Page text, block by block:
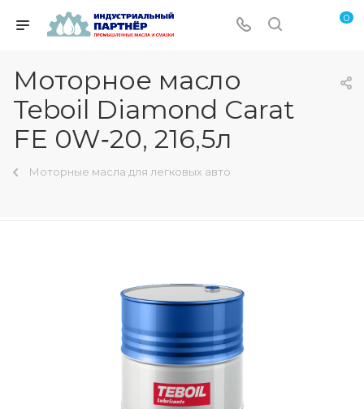
0
Моторное масло
Teboil Diamond Carat
FE 0W‑20, 216,5л
Моторные масла для легковых авто